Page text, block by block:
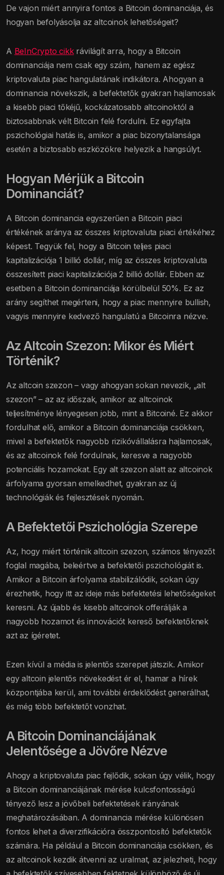
De vajon miért annyira fontos a Bitcoin dominanciája, és
hogyan befolyásolja az altcoinok lehetőségeit?
A BeInCrypto cikkrávilágít arra, hogy a Bitcoin
dominanciája nem csak egy szám, hanem az egész
kriptovaluta piac hangulatának indikátora. Ahogyan a
dominancia növekszik, a befektetők gyakran hajlamosak
a kisebb piaci tőkéjű, kockázatosabb altcoinoktól a
biztosabbnak vélt Bitcoin felé fordulni. Ez egyfajta
pszichológiai hatás is, amikor a piac bizonytalansága
esetén a biztosabb eszközökre helyezik a hangsúlyt.
Hogyan Mérjük a Bitcoin
Dominanciát?
A Bitcoin dominancia egyszerűen a Bitcoin piaci
értékének aránya az összes kriptovaluta piaci értékéhez
képest. Tegyük fel, hogy a Bitcoin teljes piaci
kapitalizációja 1 billió dollár, míg az összes kriptovaluta
összesített piaci kapitalizációja 2 billió dollár. Ebben az
esetben a Bitcoin dominanciája körülbelül 50%. Ez az
arány segíthet megérteni, hogy a piac mennyire bullish,
vagyis mennyire kedvező hangulatú a Bitcoinra nézve.
Az Altcoin Szezon: Mikor és Miért
Történik?
Az altcoin szezon – vagy ahogyan sokan nevezik, „alt
szezon” – az az időszak, amikor az altcoinok
teljesítménye lényegesen jobb, mint a Bitcoiné. Ez akkor
fordulhat elő, amikor a Bitcoin dominanciája csökken,
mivel a befektetők nagyobb rizikóvállalásra hajlamosak,
és az altcoinok felé fordulnak, keresve a nagyobb
potenciális hozamokat. Egy alt szezon alatt az altcoinok
árfolyama gyorsan emelkedhet, gyakran az új
technológiák és fejlesztések nyomán.
A Befektetői Pszichológia Szerepe
Az, hogy miért történik altcoin szezon, számos tényezőt
foglal magába, beleértve a befektetői pszichológiát is.
Amikor a Bitcoin árfolyama stabilizálódik, sokan úgy
érezhetik, hogy itt az ideje más befektetési lehetőségeket
keresni. Az újabb és kisebb altcoinok offerálják a
nagyobb hozamot és innovációt kereső befektetőknek
azt az ígéretet.
Ezen kívül a média is jelentős szerepet játszik. Amikor
egy altcoin jelentős növekedést ér el, hamar a hírek
központjába kerül, ami további érdeklődést generálhat,
és még több befektetőt vonzhat.
A Bitcoin Dominanciájának
Jelentősége a Jövőre Nézve
Ahogy a kriptovaluta piac fejlődik, sokan úgy vélik, hogy
a Bitcoin dominanciájának mérése kulcsfontosságú
tényező lesz a jövőbeli befektetések irányának
meghatározásában. A dominancia mérése különösen
fontos lehet a diverzifikációra összpontosító befektetők
számára. Ha például a Bitcoin dominanciája csökken, és
az altcoinok kezdik átvenni az uralmat, az jelezheti, hogy